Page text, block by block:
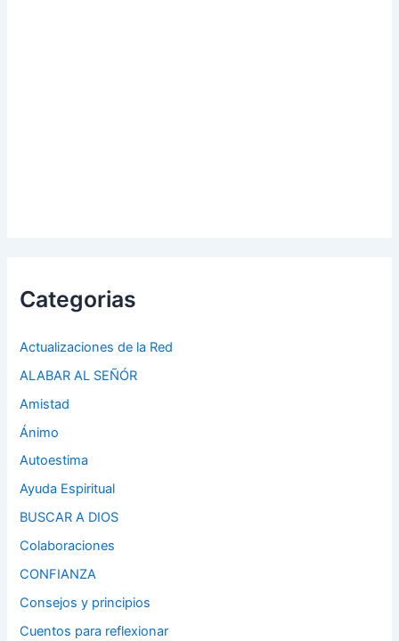
Categorias
Actualizaciones de la Red
ALABAR AL SEÑÓR
Amistad
Ánimo
Autoestima
Ayuda Espiritual
BUSCAR A DIOS
Colaboraciones
CONFIANZA
Consejos y principios
Cuentos para reflexionar